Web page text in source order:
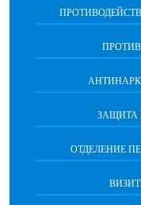
ЗАЩИТА
ОТДЕЛЕНИЕ